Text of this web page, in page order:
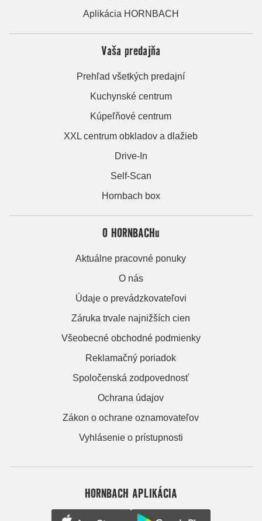
Aplikácia HORNBACH
Vaša predajňa
Prehľad všetkých predajní
Kuchynské centrum
Kúpeľňové centrum
XXL centrum obkladov a dlažieb
Drive-In
Self-Scan
Hornbach box
O HORNBACHu
Aktuálne pracovné ponuky
O nás
Údaje o prevádzkovateľovi
Záruka trvale najnižších cien
Všeobecné obchodné podmienky
Reklamačný poriadok
Spoločenská zodpovednosť
Ochrana údajov
Zákon o ochrane oznamovateľov
Vyhlásenie o prístupnosti
HORNBACH APLIKÁCIA